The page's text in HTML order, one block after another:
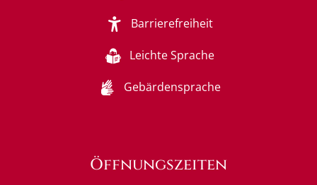
Barrierefreiheit
Leichte Sprache
Gebärdensprache
Öffnungszeiten